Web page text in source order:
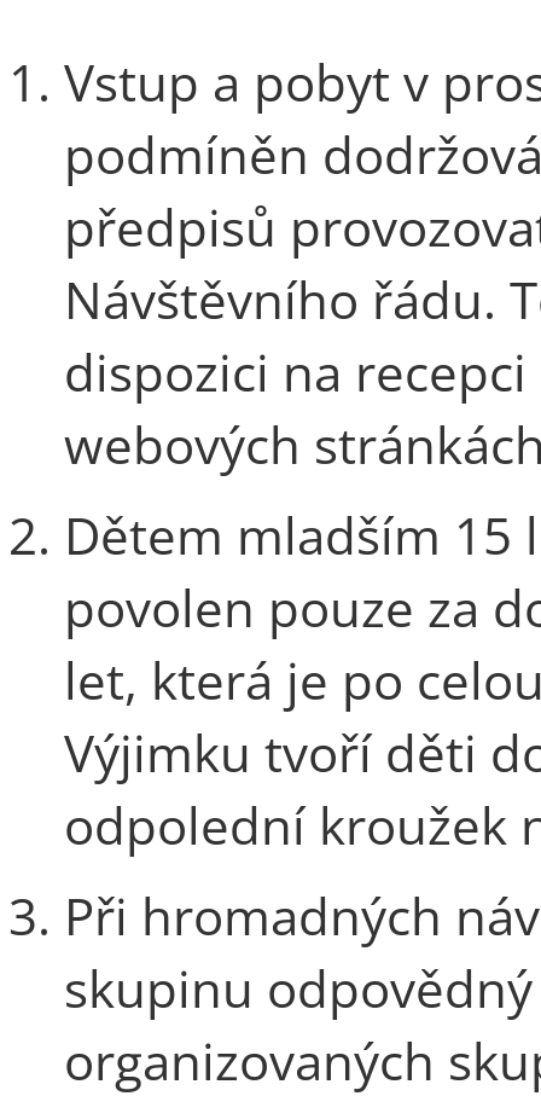
Vstup a pobyt v
podmíněn
předpisů
Návštěvního řádu.
dispozici na
webových
Dětem mladším
povolen pouze za
let, která je po
Výjimku tvoří děti
odpolední kroužek
Při hromadných
skupinu
organizovaných